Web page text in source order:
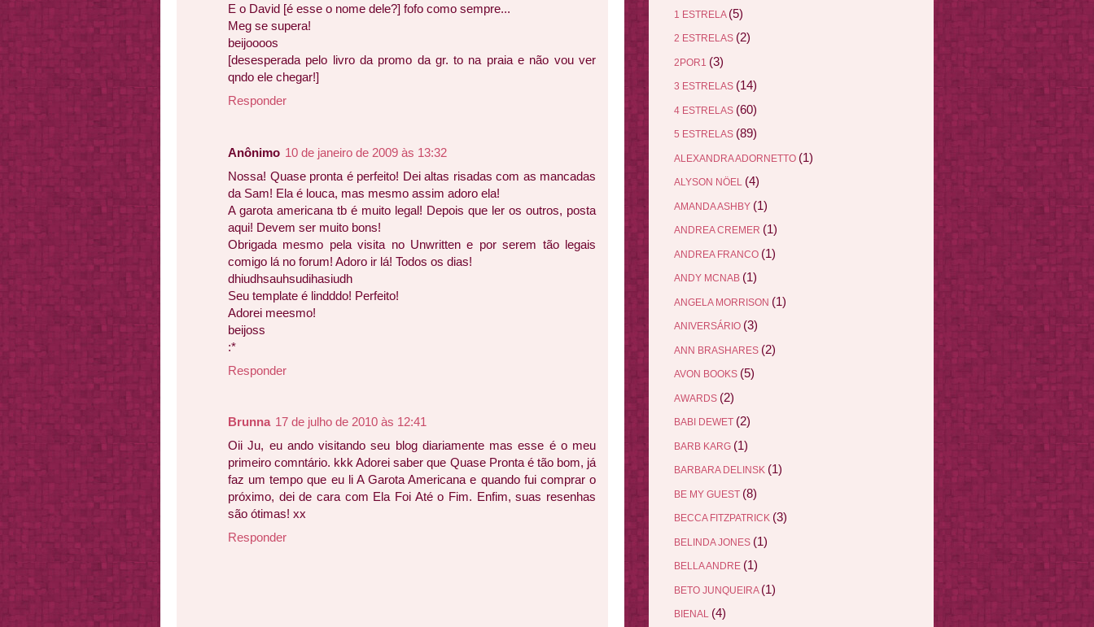
E o David [é esse o nome dele?] fofo como sempre...
Meg se supera!
beijoooos
[desesperada pelo livro da promo da gr. to na praia e não vou ver
qndo ele chegar!]
Responder
Anônimo 10 de janeiro de 2009 às 13:32
Nossa! Quase pronta é perfeito! Dei altas risadas com as mancadas
da Sam! Ela é louca, mas mesmo assim adoro ela!
A garota americana tb é muito legal! Depois que ler os outros, posta
aqui! Devem ser muito bons!
Obrigada mesmo pela visita no Unwritten e por serem tão legais
comigo lá no forum! Adoro ir lá! Todos os dias!
dhiudhsauhsudihasiudh
Seu template é lindddo! Perfeito!
Adorei meesmo!
beijoss
:*
Responder
Brunna 17 de julho de 2010 às 12:41
Oii Ju, eu ando visitando seu blog diariamente mas esse é o meu
primeiro comntário. kkk Adorei saber que Quase Pronta é tão bom, já
faz um tempo que eu li A Garota Americana e quando fui comprar o
próximo, dei de cara com Ela Foi Até o Fim. Enfim, suas resenhas
são ótimas! xx
Responder
1 ESTRELA (5)
2 ESTRELAS (2)
2POR1 (3)
3 ESTRELAS (14)
4 ESTRELAS (60)
5 ESTRELAS (89)
ALEXANDRA ADORNETTO (1)
ALYSON NÖEL (4)
AMANDA ASHBY (1)
ANDREA CREMER (1)
ANDREA FRANCO (1)
ANDY MCNAB (1)
ANGELA MORRISON (1)
ANIVERSÁRIO (3)
ANN BRASHARES (2)
AVON BOOKS (5)
AWARDS (2)
BABI DEWET (2)
BARB KARG (1)
BARBARA DELINSK (1)
BE MY GUEST (8)
BECCA FITZPATRICK (3)
BELINDA JONES (1)
BELLA ANDRE (1)
BETO JUNQUEIRA (1)
BIENAL (4)